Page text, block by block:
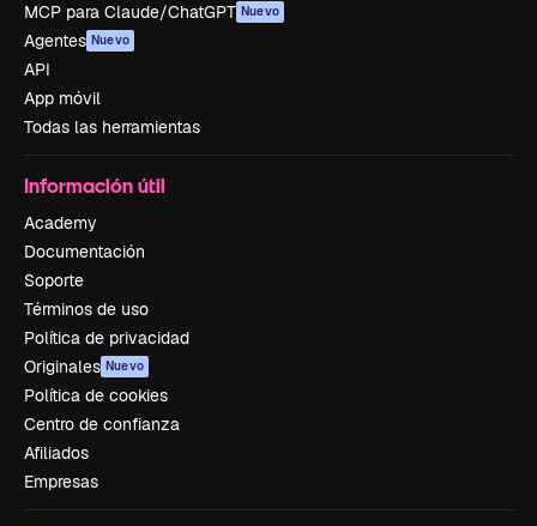
MCP para Claude/ChatGPT Nuevo
Agentes Nuevo
API
App móvil
Todas las herramientas
Información útil
Academy
Documentación
Soporte
Términos de uso
Política de privacidad
Originales Nuevo
Política de cookies
Centro de confianza
Afiliados
Empresas